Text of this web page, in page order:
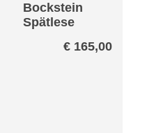
Bockstein
Spätlese
€165,00